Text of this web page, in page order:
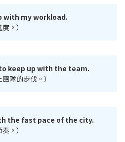
with my workload.
。）
keep up with the team.
隊的步伐。）
the fast pace of the city.
。）